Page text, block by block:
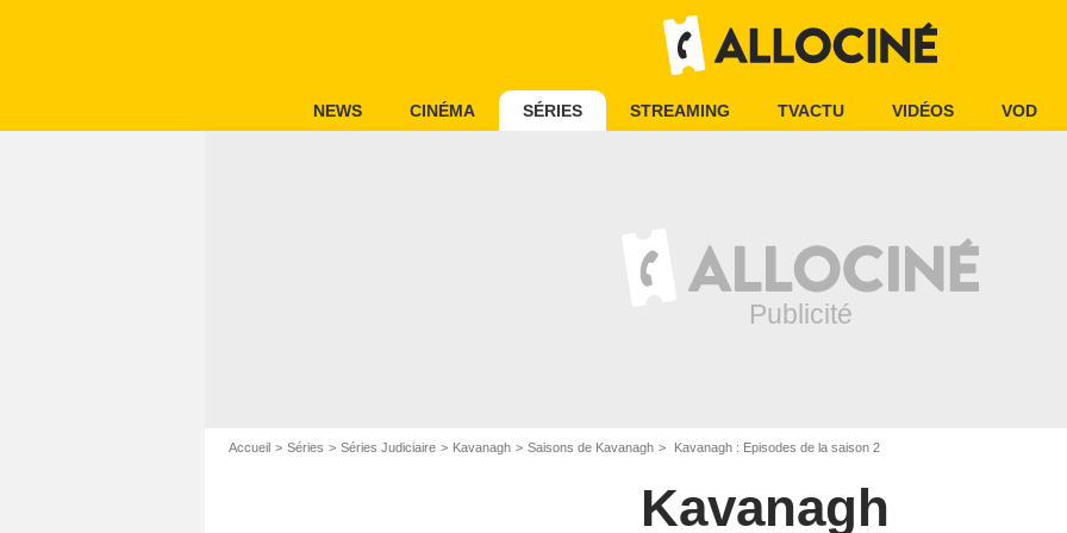
NEWS CINÉMA SÉRIES STREAMING TVACTU VIDÉOS VOD
Accueil Séries Séries Judiciaire Kavanagh Saisons de Kavanagh Kavanagh : Episodes de la saison 2
Kavanagh